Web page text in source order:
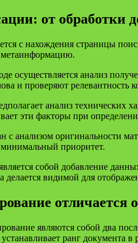
от обработки
с нахождения страницы
метаинформацию.
осуществляется анализ
и проверяют релевантность
анализ технических
эти факторы при
с анализом оригинальности
приоритет.
собой добавление
делается видимой для
отличается
являются собой два
ранг документа в